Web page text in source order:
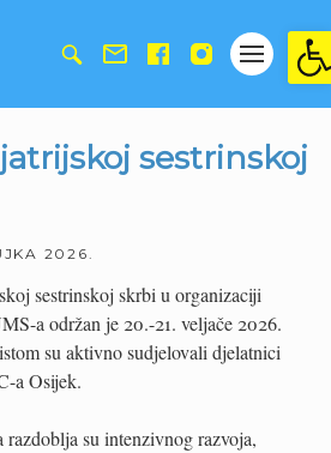
sestrinskoj
2026.
sestrinskoj skrbi u organizaciji
a održan je 20.-21. veljače 2026.
su aktivno sudjelovali djelatnici
a Osijek.
su intenzivnog razvoja,